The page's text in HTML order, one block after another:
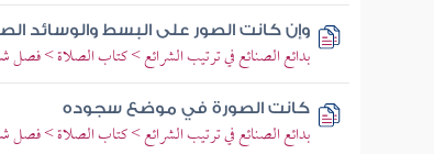
وإن كانت الصور على البسط والوسائد
بدائع الصنائع في ترتيب الشرائع > كتاب الصلاة > فصل
كانت الصورة في موضع سجوده
بدائع الصنائع في ترتيب الشرائع > كتاب الصلاة > فصل